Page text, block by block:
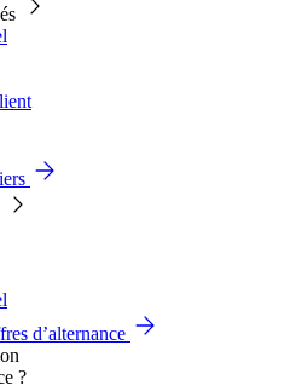
d’alternance
?